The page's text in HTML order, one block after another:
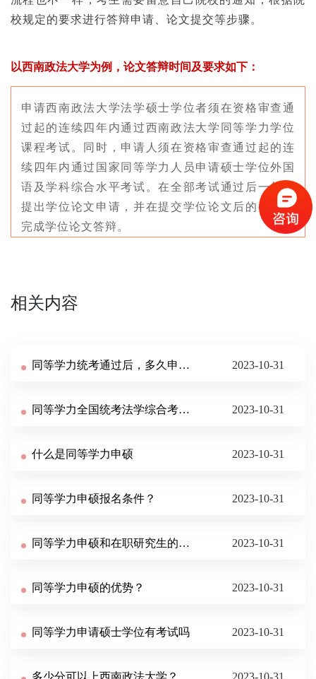
校规定的要求进行答辩申请、论文提交等步骤。
以西南政法大学为例，论文答辩时间及要求如下：
申请西南政法大学法学硕士学位者须在资格审查通
过起的连续四年内通过西南政法大学同等学力学位
课程考试。同时，申请人须在资格审查通过起的连
续四年内通过国家同等学力人员申请硕士学位外国
语及学科综合水平考试。在全部考试通过后一年内
提出学位论文申请，并在提交学位论文后的半年内
完成学位论文答辩。
相关内容
同等学力统考通过后，多久申请论文答辩? 2023-10-31
同等学力全国统考法学综合考什么？好通过吗？ 2023-10-31
什么是同等学力申硕 2023-10-31
同等学力申硕报名条件？ 2023-10-31
同等学力申硕和在职研究生的区别 2023-10-31
同等学力申硕的优势？ 2023-10-31
同等学力申请硕士学位有考试吗 2023-10-31
多少分可以上西南政法大学？ 2023-10-31